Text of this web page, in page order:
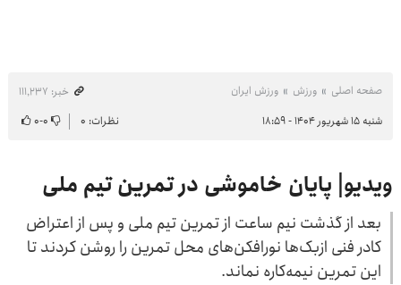
صفحه اصلی ورزش ورزش ایران
خبر: ۱۱۱٬۲۳۷
شنبه ۱۵ شهریور ۱۴۰۴ - ۱۸:۵۹
نظرات: ۰ ۰-۰
ویدیو| پایان خاموشی در تمرین تیم ملی
بعد از گذشت نیم ساعت از تمرین تیم ملی و پس از اعتراض
کادر فنی ازبک‌ها نورافکن‌های محل تمرین را روشن کردند تا
این تمرین نیمه‌کاره نماند.